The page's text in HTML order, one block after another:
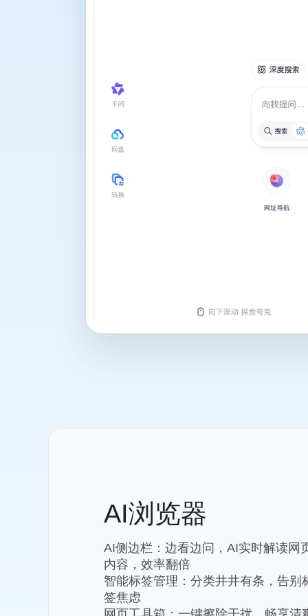
AI浏览器
AI侧边栏：边看边问，AI实时解读网
内容，效率翻倍
智能标签管理：分类井井有条，告别
签焦虑